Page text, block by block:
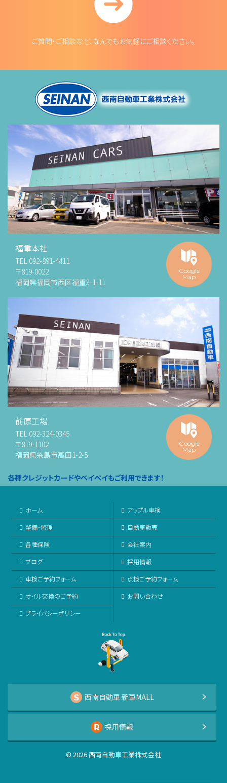
ご質問・ご相談など、なんでもお気軽にご相談ください。
福重本社
TEL.092-891-4411
〒819-0022
福岡県福岡市西区福重3-1-11
Google
Map
前原工場
TEL.092-324-0345
〒819-1102
福岡県糸島市高田1-2-5
Google
Map
各種クレジットカードやペイペイもご利用できます！
ホーム
アップル車検
整備・修理
自動車販売
各種保険
会社案内
ブログ
採用情報
車検ご予約フォーム
点検ご予約フォーム
オイル交換のご予約
お問い合わせ
プライバシーポリシー
西南自動車 新車MALL
採用情報
© 2026 西南自動車工業株式会社